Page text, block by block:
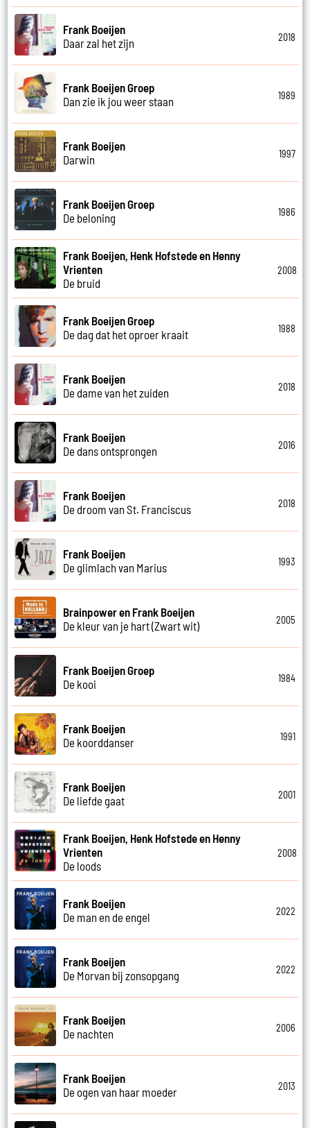
Frank Boeijen
Daar zal het zijn
2018
Frank Boeijen Groep
Dan zie ik jou weer staan
1989
Frank Boeijen
Darwin
1997
Frank Boeijen Groep
De beloning
1986
Frank Boeijen, Henk Hofstede en Henny
Vrienten
De bruid
2008
Frank Boeijen Groep
De dag dat het oproer kraait
1988
Frank Boeijen
De dame van het zuiden
2018
Frank Boeijen
De dans ontsprongen
2016
Frank Boeijen
De droom van St. Franciscus
2018
Frank Boeijen
De glimlach van Marius
1993
Brainpower en Frank Boeijen
De kleur van je hart (Zwart wit)
2005
Frank Boeijen Groep
De kooi
1984
Frank Boeijen
De koorddanser
1991
Frank Boeijen
De liefde gaat
2001
Frank Boeijen, Henk Hofstede en Henny
Vrienten
De loods
2008
Frank Boeijen
De man en de engel
2022
Frank Boeijen
De Morvan bij zonsopgang
2022
Frank Boeijen
De nachten
2006
Frank Boeijen
De ogen van haar moeder
2013